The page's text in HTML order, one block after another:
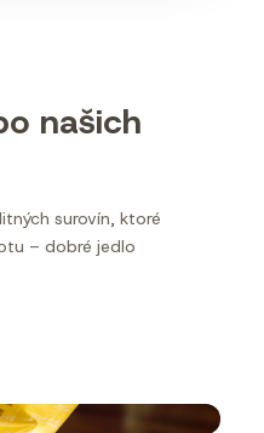
našich
surovín, ktoré
– dobré jedlo